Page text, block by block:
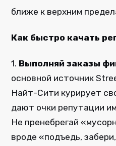
ближе к верхним
Как быстро качать
1. Выполняй заказы
основной источник
Найт-Сити курирует
дают очки репутации
Не пренебрегай
вроде «подъедь,